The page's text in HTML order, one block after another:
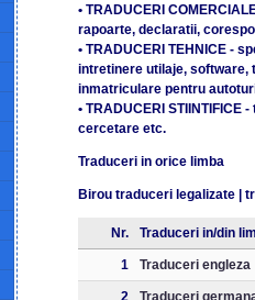
• TRADUCERI
rapoarte, declaratii,
• TRADUCERI TEHNICE -
intretinere utilaje, software,
inmatriculare pentru
• TRADUCERI
cercetare etc.
Traduceri in orice limba
Birou traduceri legalizate|
Nr. Traduceri in/din
1 Traduceri engleza
2 Traduceri